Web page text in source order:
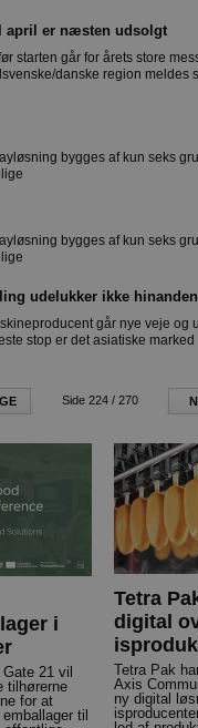
april er næsten udsolgt
starten går for årets store
danske region meldes
bygges af kun seks
bygges af kun seks
udelukker ikke hinanden
går nye veje og
stop er det asiatiske marked
Side 224 / 270
i
21 vil
tilhørerne
for at
til
Tetra
digital
Tetra Pak
Axis
ny digital